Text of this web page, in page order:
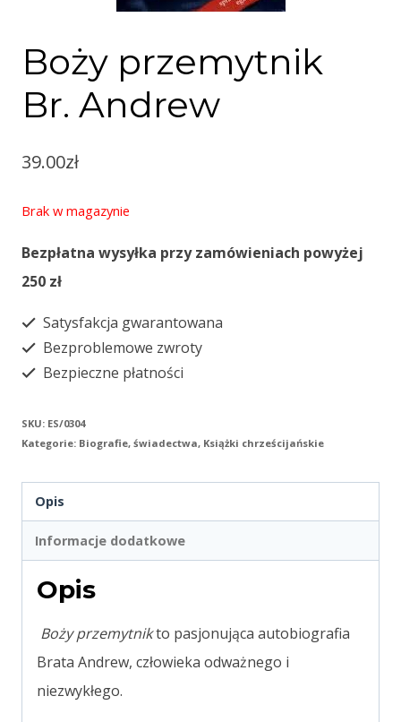
Boży przemytnik
Br. Andrew
39.00zł
Brak w magazynie
Bezpłatna wysyłka przy zamówieniach powyżej
250 zł
Satysfakcja gwarantowana
Bezproblemowe zwroty
Bezpieczne płatności
SKU: ES/0304
Kategorie: Biografie, świadectwa, Książki chrześcijańskie
Opis
Informacje dodatkowe
Opis
Boży przemytnikto pasjonująca autobiografia
Brata Andrew, człowieka odważnego i
niezwykłego.